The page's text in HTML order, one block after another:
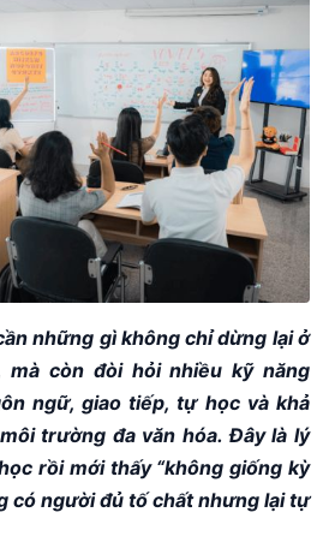
những gì không chỉ dừng lại ở
mà còn đòi hỏi nhiều kỹ năng
ngữ, giao tiếp, tự học và khả
trường đa văn hóa. Đây là lý
rồi mới thấy “không giống kỳ
có người đủ tố chất nhưng lại tự